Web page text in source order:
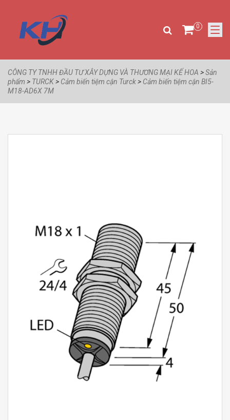
0
CÔNG TY TNHH ĐẦU TƯ XÂY DỰNG VÀ THƯƠNG MẠI KẾ HOA >Sản
phẩm > TURCK> Cảm biến tiệm cận Turck> Cảm biến tiệm cận BI5-
M18-AD6X 7M